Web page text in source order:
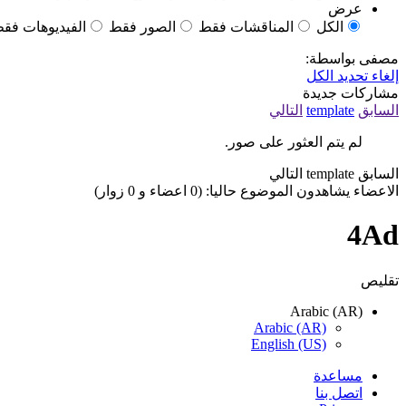
عرض
الكل
المناقشات فقط الصور فقط الفيديوهات
مصفى بواسطة:
إلغاء تحديد الكل
مشاركات جديدة
السابق template التالي
لم يتم العثور على صور.
السابق template التالي
الاعضاء يشاهدون الموضوع حاليا: (0 اعضاء و 0 زوار)
4Ad
تقليص
Arabic (AR)
Arabic (AR)
English (US)
مساعدة
اتصل بنا